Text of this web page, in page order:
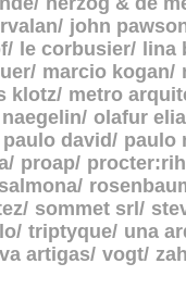
john
le corbusier
lina
marcio kogan
klotz
metro
olafur
paulo david
paulo
proap
sommet srl
triptyque una
artigas vogt